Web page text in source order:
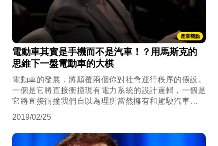
產業觀點
電動車其實是手機而不是汽車！？用馬斯克的
思維下一盤電動車的大棋
電動車的發展，將顛覆兩個你對社會運行秩序的假設。
一個是它將直接衝撞現有電力系統的設計邏輯，一個是
它將直接衝撞我們自以為理所當然擁有和駕駛汽車的人
2019/02/25